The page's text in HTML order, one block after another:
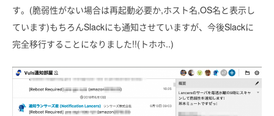
す。(脆弱性がない場合は再起動必要か,ホスト名,OS名と表示し
ています)もちろんSlackにも通知させていますが、今後Slackに
完全移行することになりました!!(トホホ..)